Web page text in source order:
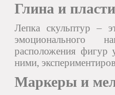
Глина и
Лепка скульптур –
эмоционального
расположения фигур
ними,
Маркеры и